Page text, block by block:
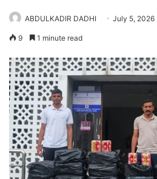
ABDULKADIR DADHI July 5, 2026
9 1 minute read